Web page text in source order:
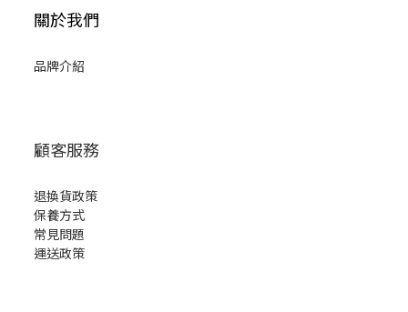
關於我們
品牌介紹
顧客服務
退換貨政策
保養方式
常見問題
運送政策